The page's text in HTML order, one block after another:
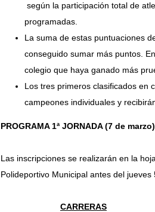
según la participación total de
programadas.
La suma de estas puntuaciones
conseguido sumar más puntos.
colegio que haya ganado más
Los tres primeros clasificados en
campeones individuales y
PROGRAMA 1ª JORNADA (7 de marzo)
Las inscripciones se realizarán en la
Polideportivo Municipal antes del jueves
CARRERAS